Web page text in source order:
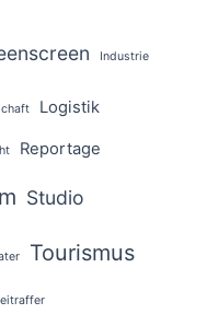
Industrie
Logistik
Reportage
Studio
Tourismus